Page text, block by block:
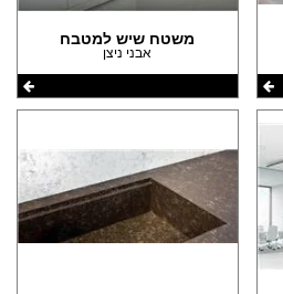
משטח שיש למטבח
אבני ניצן